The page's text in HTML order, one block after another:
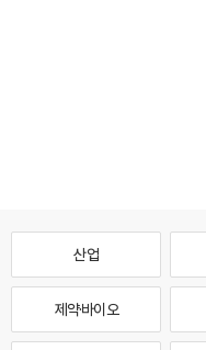
산업
제약·바이오